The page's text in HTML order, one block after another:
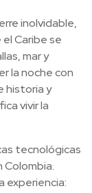
inolvidable,
Caribe se
mar y
la noche con
historia y
vivir la
tecnológicas
Colombia.
experiencia: